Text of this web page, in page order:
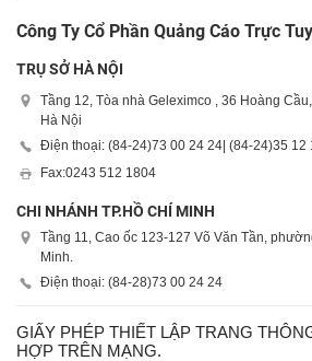
Công Ty Cổ Phần Quảng Cáo Trực
TRỤ SỞ HÀ NỘI
Tầng 12, Tòa nhà Geleximco , 36 Hoàng
Hà Nội
Điện thoại: (84-24)73 00 24 24| (84-24)35 12
Fax:0243 512 1804
CHI NHÁNH TP.HỒ CHÍ MINH
Tầng 11, Cao ốc 123-127 Võ Văn Tần,
Minh.
Điện thoại: (84-28)73 00 24 24
GIẤY PHÉP THIẾT LẬP TRANG
HỢP TRÊN MẠNG.